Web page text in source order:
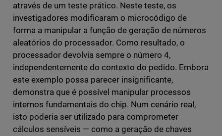
através de um teste prático. Neste teste, os
investigadores modificaram o microcódigo de
forma a manipular a função de geração de números
aleatórios do processador. Como resultado, o
processador devolvia sempre o número 4,
independentemente do contexto do pedido. Embora
este exemplo possa parecer insignificante,
demonstra que é possível manipular processos
internos fundamentais do chip. Num cenário real,
isto poderia ser utilizado para comprometer
cálculos sensíveis — como a geração de chaves